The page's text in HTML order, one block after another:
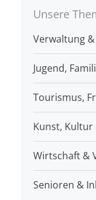
Unsere
Verwaltung
Jugend,
Tourismus,
Kunst, Kultur
Wirtschaft &
Senioren &